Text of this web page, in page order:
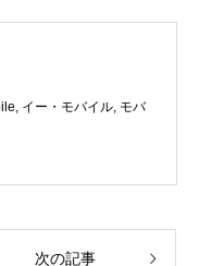
, イー・モバイル, モバ
次の記事